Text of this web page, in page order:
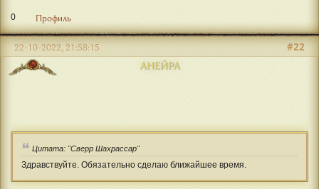
0 Профиль
АНЕЙРА
#22
22-10-2022, 21:58:15
Цитата: "Сверр Шахрассар"
Здравствуйте. Обязательно сделаю ближайшее время.